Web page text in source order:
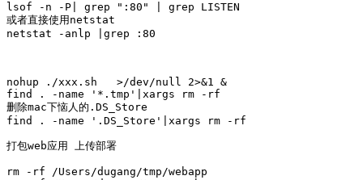
lsof -n -P| grep ":80" | grep LISTEN
或者直接使用netstat
netstat -anlp |grep :80
nohup ./xxx.sh   >/dev/null 2>&1 &
find . -name '*.tmp'|xargs rm -rf
删除mac下恼人的.DS_Store
find . -name '.DS_Store'|xargs rm -rf
打包web应用 上传部署
rm -rf /Users/dugang/tmp/webapp